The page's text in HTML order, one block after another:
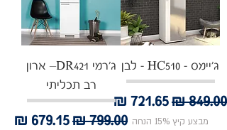
ג'יימס - HC510 - לבן
מחיר רגילמחיר מבצע
מבצע קיץ 15% הנחה
ג'רמי DR421– ארון
רב תכליתי
מחיר רגילמחיר